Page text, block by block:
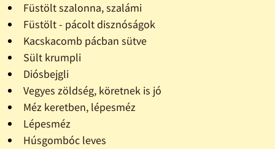
Füstölt szalonna, szalámi
Füstölt - pácolt disznóságok
Kacskacomb pácban sütve
Sült krumpli
Diósbejgli
Vegyes zöldség, köretnek is jó
Méz keretben, lépesméz
Lépesméz
Húsgombóc leves